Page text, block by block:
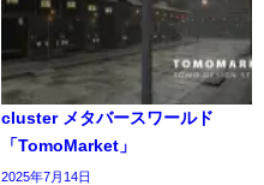
cluster メタバースワールド
「TomoMarket」
2025年7月14日